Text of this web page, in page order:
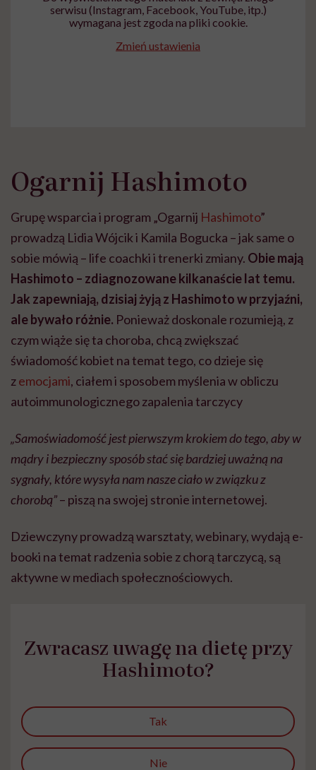
serwisu (Instagram, Facebook, YouTube, itp.)
wymagana jest zgoda na pliki cookie.
Zmień ustawienia
Ogarnij Hashimoto
Grupę wsparcia i program „Ogarnij Hashimoto”
prowadzą Lidia Wójcik i Kamila Bogucka – jak same o
sobie mówią – life coachki i trenerki zmiany. Obie mają
Hashimoto – zdiagnozowane kilkanaście lat temu.
Jak zapewniają, dzisiaj żyją z Hashimoto w przyjaźni,
ale bywało różnie. Ponieważ doskonale rozumieją, z
czym wiąże się ta choroba, chcą zwiększać
świadomość kobiet na temat tego, co dzieje się
zemocjami, ciałem i sposobem myślenia w obliczu
autoimmunologicznego zapalenia tarczycy
„Samoświadomość jest pierwszym krokiem do tego, aby w
mądry i bezpieczny sposób stać się bardziej uważną na
sygnały, które wysyła nam nasze ciało w związku z
chorobą”– piszą na swojej stronie internetowej.
Dziewczyny prowadzą warsztaty, webinary, wydają e-
booki na temat radzenia sobie z chorą tarczycą, są
aktywne w mediach społecznościowych.
Zwracasz uwagę na dietę przy
Hashimoto?
Tak
Nie